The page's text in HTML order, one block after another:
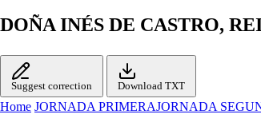
DOÑA INÉS DE CASTRO,
Suggest correction Download TXT
Home JORNADA PRIMERAJORNADA